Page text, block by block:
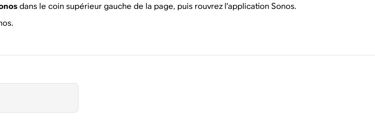
dans le coin supérieur gauche de la page, puis rouvrez l’application Sonos.